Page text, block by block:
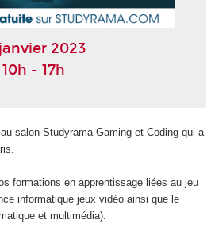
2023
10h - 17h
salon Studyrama Gaming et Coding qui a
formations en apprentissage liées au jeu
informatique jeux vidéo ainsi que le
et multimédia).